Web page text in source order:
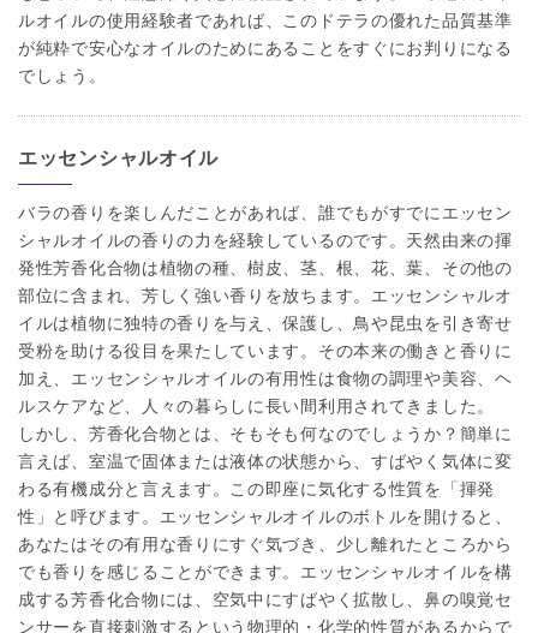
ルオイルの使用経験者であれば、このドテラの優れた品質基準
が純粋で安心なオイルのためにあることをすぐにお判りになる
でしょう。
エッセンシャルオイル
バラの香りを楽しんだことがあれば、誰でもがすでにエッセン
シャルオイルの香りの力を経験しているのです。天然由来の揮
発性芳香化合物は植物の種、樹皮、茎、根、花、葉、その他の
部位に含まれ、芳しく強い香りを放ちます。エッセンシャルオ
イルは植物に独特の香りを与え、保護し、鳥や昆虫を引き寄せ
受粉を助ける役目を果たしています。その本来の働きと香りに
加え、エッセンシャルオイルの有用性は食物の調理や美容、ヘ
ルスケアなど、人々の暮らしに長い間利用されてきました。
しかし、芳香化合物とは、そもそも何なのでしょうか？簡単に
言えば、室温で固体または液体の状態から、すばやく気体に変
わる有機成分と言えます。この即座に気化する性質を「揮発
性」と呼びます。エッセンシャルオイルのボトルを開けると、
あなたはその有用な香りにすぐ気づき、少し離れたところから
でも香りを感じることができます。エッセンシャルオイルを構
成する芳香化合物には、空気中にすばやく拡散し、鼻の嗅覚セ
ンサーを直接刺激するという物理的・化学的性質があるからで